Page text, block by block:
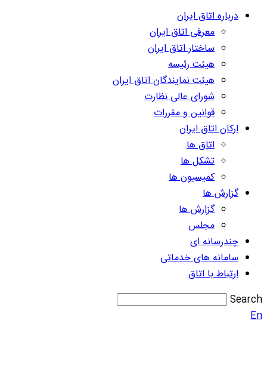
درباره اتاق ایران
معرفی اتاق ایران
ساختار اتاق ایران
هیئت رئیسه
هیئت نمایندگان اتاق ایران
شورای عالی نظارت
قوانین و مقررات
ارکان اتاق ایران
اتاق ها
تشکل ها
کمیسیون ها
گزارش ها
گزارش ها
مجلس
چندرسانه ای
سامانه های خدماتی
ارتباط با اتاق
Search
En